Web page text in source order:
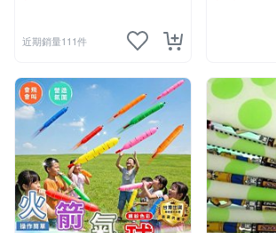
近期銷量111件